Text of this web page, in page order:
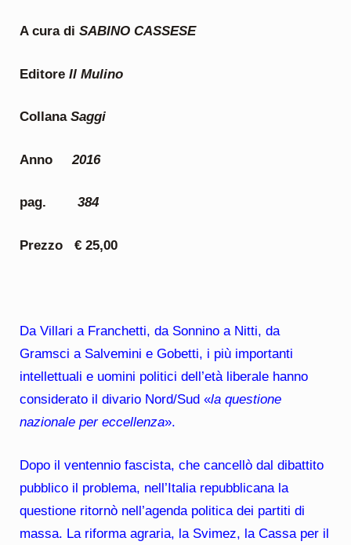
A cura di SABINO CASSESE
Editore Il Mulino
Collana Saggi
Anno2016
pag. 384
Prezzo € 25,00
Da Villari a Franchetti, da Sonnino a Nitti, da
Gramsci a Salvemini e Gobetti, i più importanti
intellettuali e uomini politici dell’età liberale hanno
considerato il divario Nord/Sud «la questione
nazionale per eccellenza».
Dopo il ventennio fascista, che cancellò dal dibattito
pubblico il problema, nell’Italia repubblicana la
questione ritornò nell’agenda politica dei partiti di
massa. La riforma agraria, la Svimez, la Cassa per il